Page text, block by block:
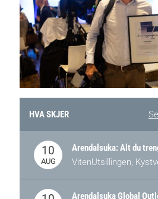
HVA SKJER
10
AUG
VitenUtsillingen,